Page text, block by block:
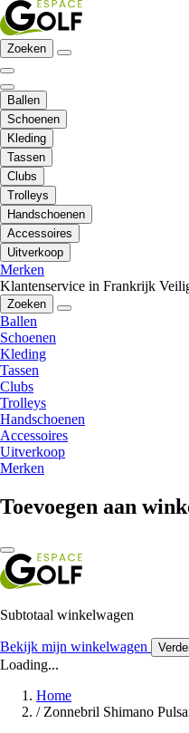
Zoeken
Ballen
Schoenen
Kleding
Tassen
Clubs
Trolleys
Handschoenen
Accessoires
Uitverkoop
Merken
Klantenservice in Frankrijk
Zoeken
Ballen
Schoenen
Kleding
Tassen
Clubs
Trolleys
Handschoenen
Accessoires
Uitverkoop
Merken
Toevoegen aan
Subtotaal winkelwagen
Bekijk mijn winkelwagen
Loading...
Home
/ Zonnebril Shimano